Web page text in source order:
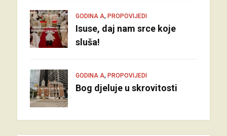
GODINA A, PROPOVIJEDI
Isuse, daj nam srce koje
sluša!
GODINA A, PROPOVIJEDI
Bog djeluje u skrovitosti